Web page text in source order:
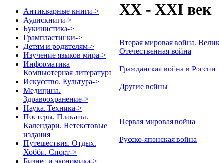
Антикварные книги->
Аудиокниги->
Букинистика->
Грампластинки->
Детям и родителям->
Изучение языков мира->
Информатика
Компьютерная литература
Искусство. Культура->
Медицина.
Здравоохранение->
Наука. Техника->
Постеры. Плакаты.
Календари. Нетекстовые
издания
Путешествия. Отдых.
Хобби. Спорт->
Бизнес и экономика->
XX - XXI век
Вторая мировая война.
Отечественная война
Гражданская война в России
Другие войны
Первая мировая война
Русско-японская война